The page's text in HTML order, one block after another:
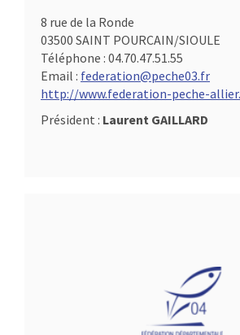
8 rue de la Ronde
03500 SAINT POURCAIN/SIOULE
Téléphone : 04.70.47.51.55
Email : federation@peche03.fr
http://www.federation-peche-
Président : Laurent GAILLARD